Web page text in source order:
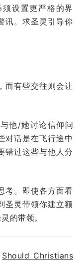
设置更严格的界
讯。求圣灵引导你
而有些交往则会让
他/她讨论信仰问
对话是在飞行途中
错过这些与他人分
考。即使各方面看
圣灵带领你建立额
的带领。
Should Christians